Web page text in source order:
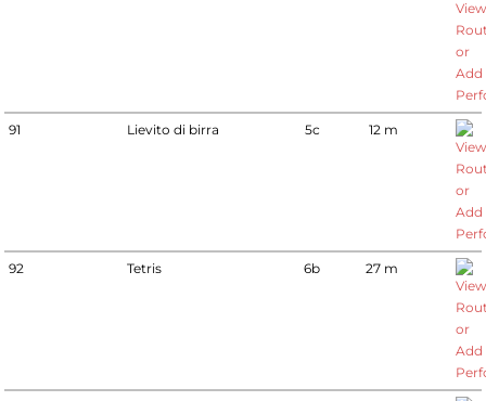
91 Lievito di birra 5c 12 m
92 Tetris 6b 27 m